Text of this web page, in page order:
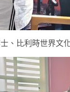
、比利時世界文